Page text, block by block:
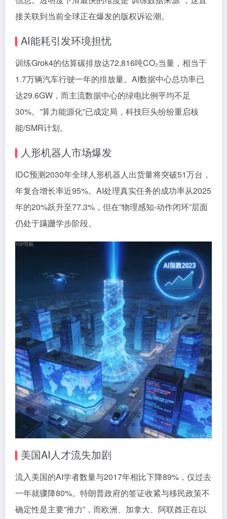
接关联到当前全球正在爆发的版权诉讼潮。
AI能耗引发环境担忧
训练Grok4的估算碳排放达72,816吨CO₂当量，相当于
1.7万辆汽车行驶一年的排放量。AI数据中心总功率已
达29.6GW，而主流数据中心的绿电比例平均不足
30%。”算力能源化”已成定局，科技巨头纷纷重启核
能/SMR计划。
人形机器人市场爆发
IDC预测2030年全球人形机器人出货量将突破51万台，
年复合增长率近95%。AI处理真实任务的成功率从2025
年的20%跃升至77.3%，但在”物理感知-动作闭环”层面
仍处于蹒跚学步阶段。
美国AI人才流失加剧
流入美国的AI学者数量与2017年相比下降89%，仅过去
一年就骤降80%。特朗普政府的签证收紧与移民政策不
确定性是主要”推力”，而欧洲、加拿大、阿联酋正在以